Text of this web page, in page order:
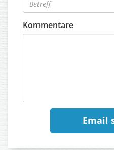
Kommentare